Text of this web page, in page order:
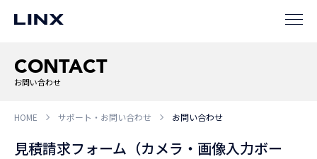
企業情報
CONTACT
お問い合わせ
HOME サポート・お問い合わせ お問い合わせ
見積請求フォーム（カメラ・画像入力ボー